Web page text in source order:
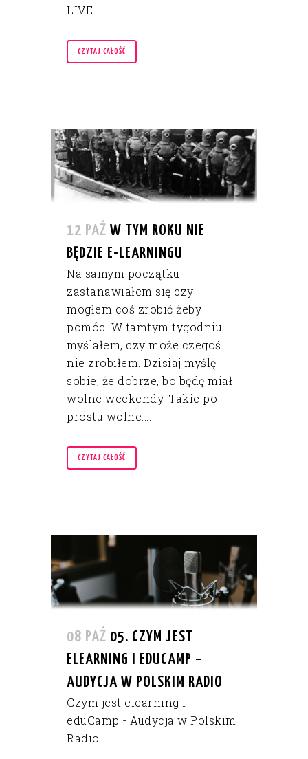
LIVE....
CZYTAJ CAŁOŚĆ
12 PAŹ W TYM ROKU NIE
BĘDZIE E-LEARNINGU
Na samym początku
zastanawiałem się czy
mogłem coś zrobić żeby
pomóc. W tamtym tygodniu
myślałem, czy może czegoś
nie zrobiłem. Dzisiaj myślę
sobie, że dobrze, bo będę miał
wolne weekendy. Takie po
prostu wolne....
CZYTAJ CAŁOŚĆ
08 PAŹ 05. CZYM JEST
ELEARNING I EDUCAMP –
AUDYCJA W POLSKIM RADIO
Czym jest elearning i
eduCamp - Audycja w Polskim
Radio...